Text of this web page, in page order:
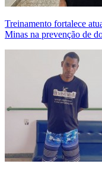
Treinamento fortalece
Minas na prevenção de